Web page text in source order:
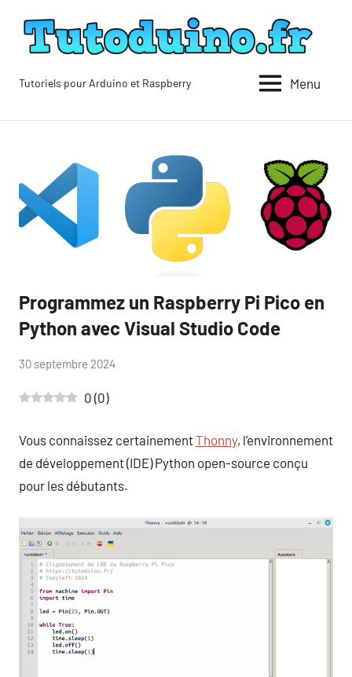
contenu
Tutoduino
Tutoriels pour Arduino et Raspberry Menu
Blog
Programmez un Raspberry Pi Pico en
Python avec Visual Studio Code
par
30 septembre 2024
0 (0)
Vous connaissez certainementThonny, l’environnement
de développement (IDE) Python open-source conçu
pour les débutants.